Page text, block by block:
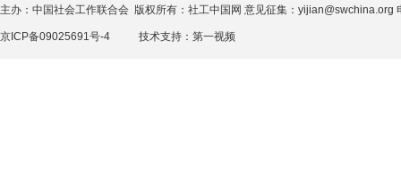
主办：中国社会工作联合会 版权所有：社工中国网 意见征集：yijian@swchina.org
京ICP备09025691号-4 技术支持： 第一视频